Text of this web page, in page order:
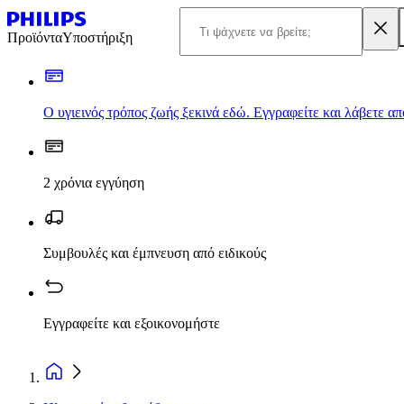
ΠροϊόνταΥποστήριξη
Ο υγιεινός τρόπος ζωής ξεκινά εδώ. Εγγραφείτε και λάβετε
2 χρόνια εγγύηση
Συμβουλές και έμπνευση από ειδικούς
Εγγραφείτε και εξοικονομήστε